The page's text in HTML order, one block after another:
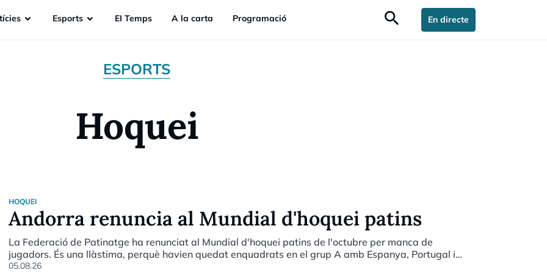
Esports EI Temps A la carta Programació search En directe
ESPORTS
Hoquei
HOQUEI
Andorra renuncia al Mundial d'hoquei patins
La Federació de Patinatge ha renunciat al Mundial d'hoquei patins de l'octubre per manca de
jugadors. És una llàstima, perquè havien quedat enquadrats en el grup A amb Espanya, Portugal i
Itàlia. Sí que hi anirà una representant de patinatge artístic.
05.08.26